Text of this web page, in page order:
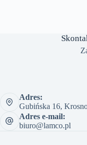
Adres:
Gubińska 16,
Adres e-mail:
biuro@lamco.pl